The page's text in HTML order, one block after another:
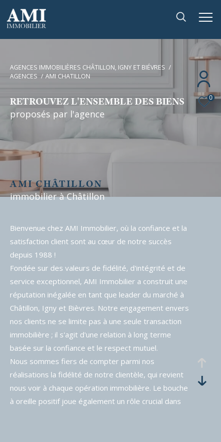
0
AGENCES IMMOBILIÈRES CHÂTILLON, IGNY ET BIÉVRES
AGENCES
AMI CHATILLON
RETROUVEZ L'ENSEMBLE DES BIENS
proposés par l'agence
AMI CHÂTILLON
immobilier àChâtillon
Bienvenue chez AMI Immobilier, où la confiance et la
satisfaction client sont au cœur de notre succès
depuis 1988 !
Fondée sur des valeurs de fidélité, d'intégrité et de
service exceptionnel, AMI Immobilier a construit une
réputation inégalée en tant que leader du marché à
Châtillon, Igny et Bièvres. Notre engagement envers
nos clients ne se limite pas à une seule transaction
immobilière ; il s'agit d'une relation à long terme
basée sur la confiance et le respect mutuel.
Nous sommes fiers de compter parmi nos
réalisations la fidélité de notre clientèle, qui revient
nous voir à chaque opération immobilière. Le bouche
à oreille positif joue également un rôle crucial dans